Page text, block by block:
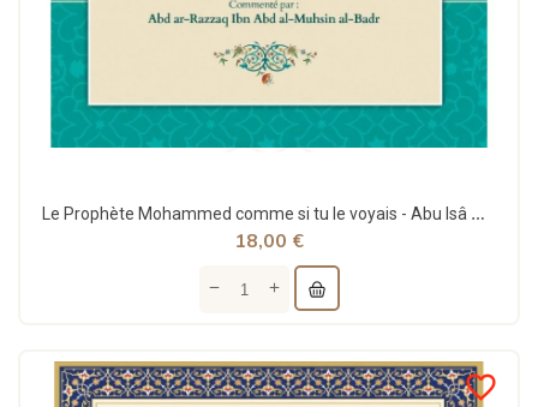
Le Prophète Mohammed comme si tu le voyais - Abu Isâ Mohammed at-Tirmidhî - ibn Badis
18,00 €
favorite_border